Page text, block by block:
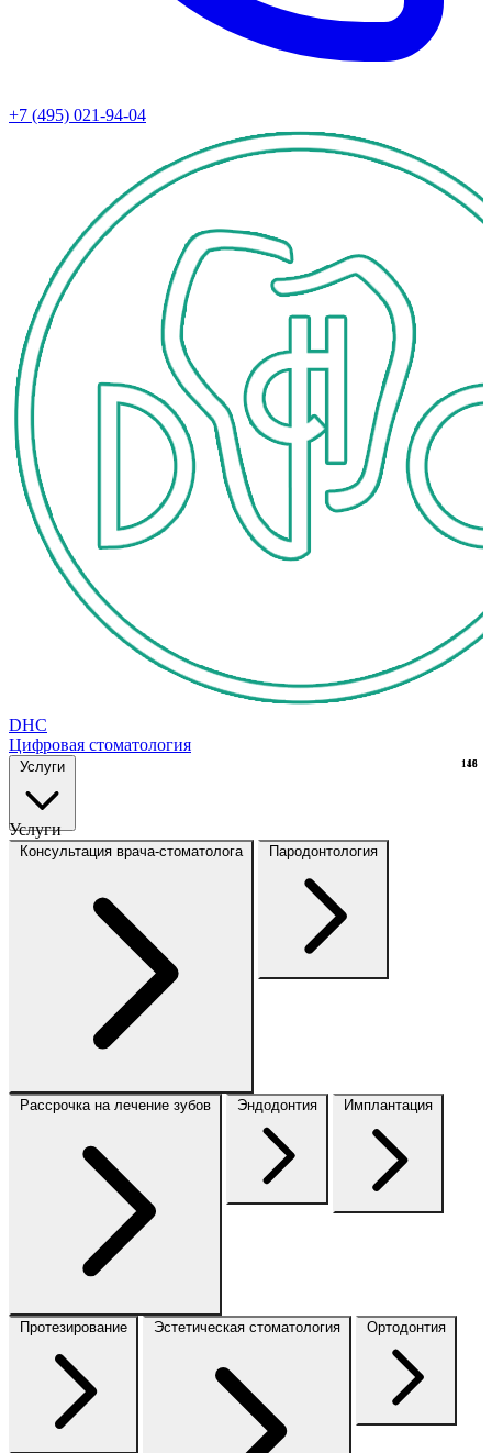
+7 (495) 021-94-04
DHC
Цифровая стоматология
Услуги
Услуги
Консультация врача-стоматолога Пародонтология
Рассрочка на лечение зубов Эндодонтия Имплантация
Протезирование Эстетическая стоматология Ортодонтия
16
148